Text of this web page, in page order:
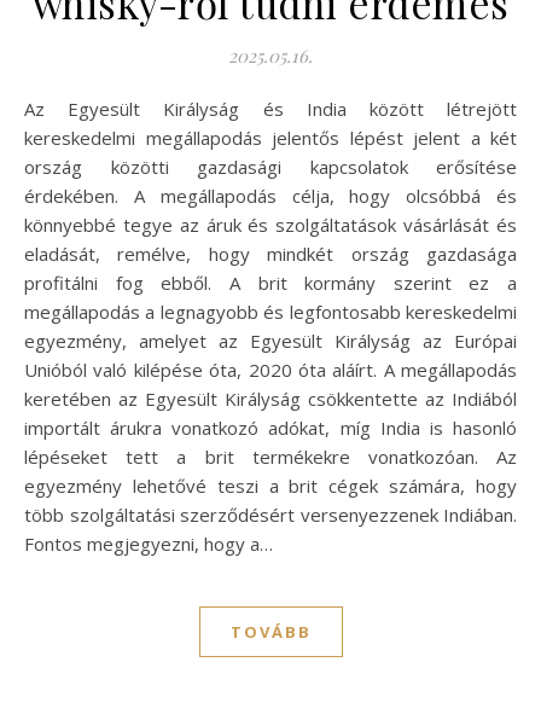
2025.05.16.
Az Egyesült Királyság és India között létrejött
kereskedelmi megállapodás jelentős lépést jelent a két
ország közötti gazdasági kapcsolatok erősítése
érdekében. A megállapodás célja, hogy olcsóbbá és
könnyebbé tegye az áruk és szolgáltatások vásárlását és
eladását, remélve, hogy mindkét ország gazdasága
profitálni fog ebből. A brit kormány szerint ez a
megállapodás a legnagyobb és legfontosabb kereskedelmi
egyezmény, amelyet az Egyesült Királyság az Európai
Unióból való kilépése óta, 2020 óta aláírt. A megállapodás
keretében az Egyesült Királyság csökkentette az Indiából
importált árukra vonatkozó adókat, míg India is hasonló
lépéseket tett a brit termékekre vonatkozóan. Az
egyezmény lehetővé teszi a brit cégek számára, hogy
több szolgáltatási szerződésért versenyezzenek Indiában.
Fontos megjegyezni, hogy a…
TOVÁBB